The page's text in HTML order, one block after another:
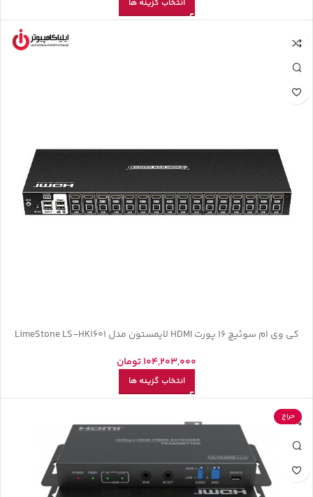
انتخاب گزینه ها
کی وی ام سوئیچ 16 پورت HDMI لایمستون مدل LimeStone LS-HK1601
104,203,000تومان
انتخاب گزینه ها
حراج